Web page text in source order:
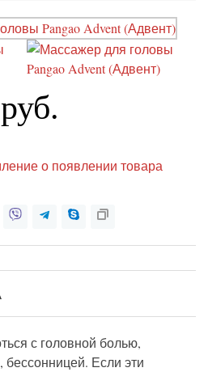
о появлении товара
с головной болью,
бессонницей. Если эти